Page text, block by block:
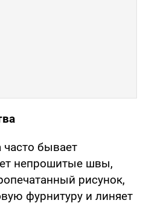
бывает
непрошитые швы,
рисунок,
фурнитуру и линяет